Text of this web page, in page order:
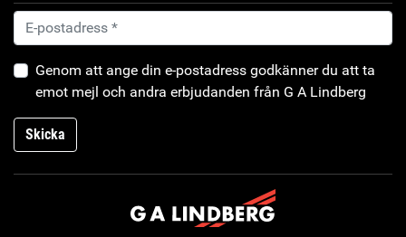
Genom att ange din e-postadress godkänner du att ta
emot mejl och andra erbjudanden från G A Lindberg
Skicka